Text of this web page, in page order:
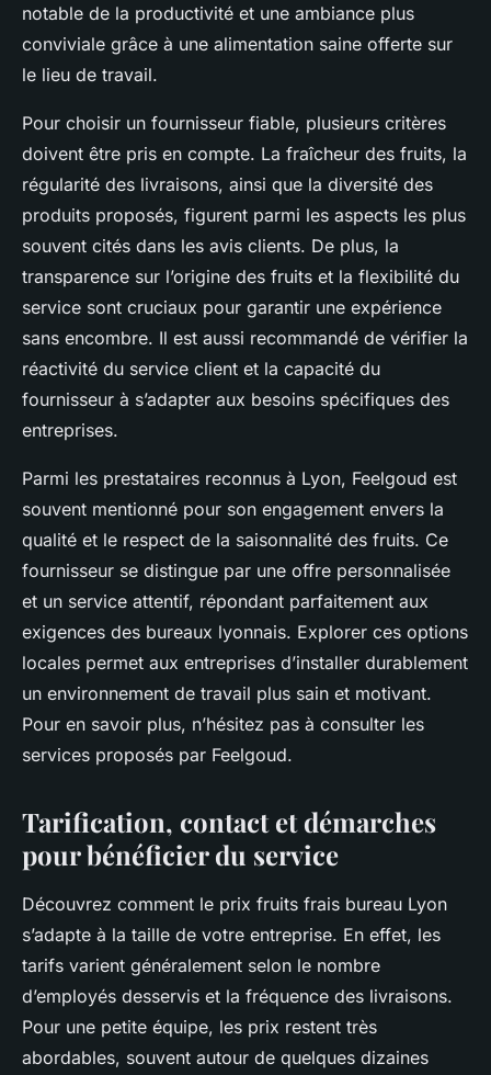
notable de la productivité et une ambiance plus
conviviale grâce à une alimentation saine offerte sur
le lieu de travail.
Pour choisir un fournisseur fiable, plusieurs critères
doivent être pris en compte. La fraîcheur des fruits, la
régularité des livraisons, ainsi que la diversité des
produits proposés, figurent parmi les aspects les plus
souvent cités dans les avis clients. De plus, la
transparence sur l’origine des fruits et la flexibilité du
service sont cruciaux pour garantir une expérience
sans encombre. Il est aussi recommandé de vérifier la
réactivité du service client et la capacité du
fournisseur à s’adapter aux besoins spécifiques des
entreprises.
Parmi les prestataires reconnus à Lyon, Feelgoud est
souvent mentionné pour son engagement envers la
qualité et le respect de la saisonnalité des fruits. Ce
fournisseur se distingue par une offre personnalisée
et un service attentif, répondant parfaitement aux
exigences des bureaux lyonnais. Explorer ces options
locales permet aux entreprises d’installer durablement
un environnement de travail plus sain et motivant.
Pour en savoir plus, n’hésitez pas à consulter les
services proposés par Feelgoud.
Tarification, contact et démarches
pour bénéficier du service
Découvrez comment le prix fruits frais bureau Lyon
s’adapte à la taille de votre entreprise. En effet, les
tarifs varient généralement selon le nombre
d’employés desservis et la fréquence des livraisons.
Pour une petite équipe, les prix restent très
abordables, souvent autour de quelques dizaines